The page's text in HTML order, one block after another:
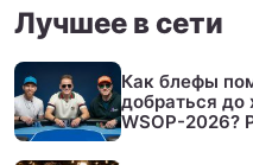
Лучшее в сети
Как блефы
добраться до
WSOP-2026?